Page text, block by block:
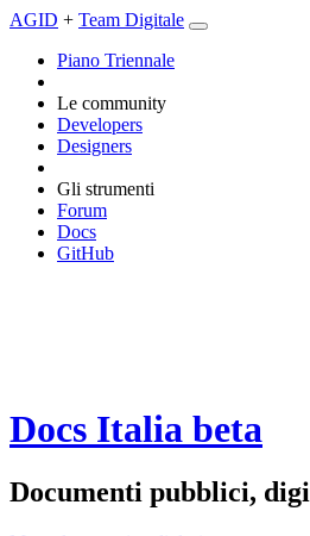
AGID + Team Digitale
Piano Triennale
Le community
Developers
Designers
Gli strumenti
Forum
Docs
GitHub
Docs Italia beta
Documenti pubblici,